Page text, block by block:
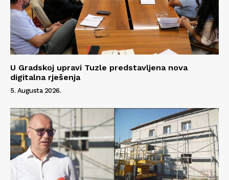
U Gradskoj upravi Tuzle predstavljena nova
digitalna rješenja
5. Augusta 2026.